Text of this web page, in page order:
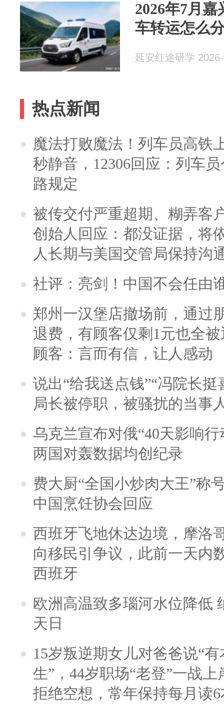
2026年7月
车转运怎么
延安红途研学
热点新闻
魔法打败魔法！列车员高铁
秒静音，12306回应：列车
路规定
被传交付严重超期、糊弄客
创始人回应：都没证据，将
人长期与美国交管局保持沟
社评：亮剑！中国不会任由
郑州一汉堡店撤场前，通过
退费，有顾客仅剩1元也全
顾客：言而有信，让人感动
说出“给我送点钱”“冯院长
局长被停职，被骚扰的当事
乌克兰宣布对俄“40天影响
两国对轰数据均创纪录
费大厨“全国小炒肉大王”称
中国烹饪协会回应
西班牙飞地休达边境，摩洛
向移民引争议，此前一天内
西班牙
欧洲高温致多瑙河水位降低
天日
15岁叛逆期女儿对爸爸说“
生”，44岁职场“老登”一战上
拒绝空想，常年保持每月读